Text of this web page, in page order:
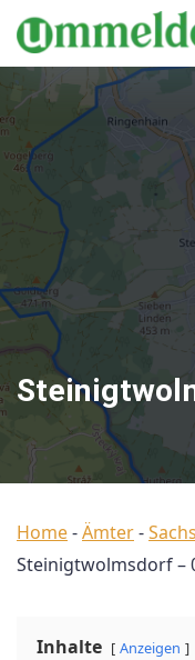
Home-Ämter-
Steinigtwolmsdorf –
Inhalte Anzeigen